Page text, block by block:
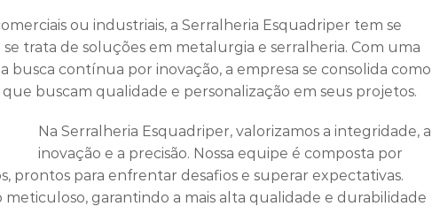
ou industriais, a Serralheria Esquadriper tem se
trata de soluções em metalurgia e serralheria. Com uma
busca contínua por inovação, a empresa se consolida como
buscam qualidade e personalização em seus projetos.
Na Serralheria Esquadriper, valorizamos a integridade, a
inovação e a precisão. Nossa equipe é composta por
prontos para enfrentar desafios e superar expectativas.
garantindo a mais alta qualidade e durabilidade